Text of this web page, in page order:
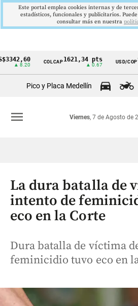
Cintillo
Colombia
COLCAP1621,34 pts USD/COP$4178
▲ 0.42
Pico y Placa Medellín
Viernes, 7 de Agosto de
menu
La dura batalla de
intento de
eco en la Corte
Dura batalla de víctima
feminicidio tuvo eco en
Este portal emplea cookies internas y de
estadísticos, funcionales y publicitarios.
consultar más en nuestra